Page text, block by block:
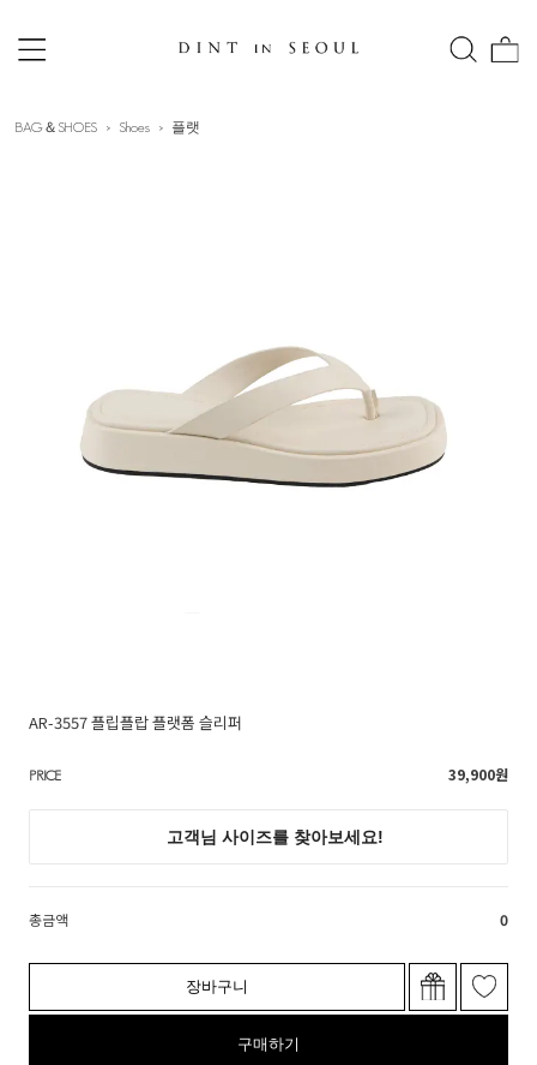
BAG＆SHOES Shoes 플랫
AR-3557 플립플랍 플랫폼 슬리퍼
PRICE 39,900원
총금액 0
장바구니
구매하기